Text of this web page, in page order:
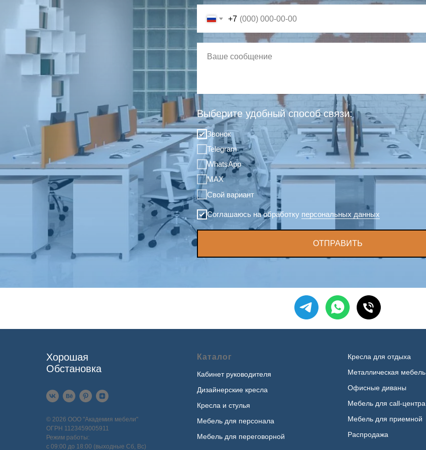
+7
Выберите удобный способ связи:
Звонок
Telegram
WhatsApp
MAX
Свой вариант
Соглашаюсь на обработку персональных данных
ОТПРАВИТЬ
Хорошая
Обстановка
© 2026 ООО "Академия мебели"
ОГРН 1123459005911
Режим работы:
с 09:00 до 18:00 (выходные Сб, Вс)
Каталог
Кабинет руководителя
Дизайнерские кресла
Кресла и стулья
Мебель для персонала
Мебель для переговорной
Кресла для отдыха
Металлическая мебель
Офисные диваны
Мебель для call-центра
Мебель для приемной
Распродажа